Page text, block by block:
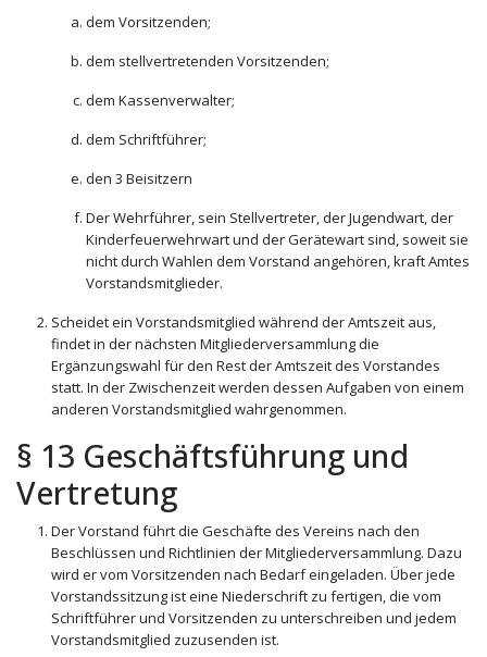
dem Vorsitzenden;
dem stellvertretenden Vorsitzenden;
dem Kassenverwalter;
dem Schriftführer;
den 3 Beisitzern
Der Wehrführer, sein Stellvertreter, der Jugendwart, der
Kinderfeuerwehrwart und der Gerätewart sind, soweit sie
nicht durch Wahlen dem Vorstand angehören, kraft Amtes
Vorstandsmitglieder.
Scheidet ein Vorstandsmitglied während der Amtszeit aus,
findet in der nächsten Mitgliederversammlung die
Ergänzungswahl für den Rest der Amtszeit des Vorstandes
statt. In der Zwischenzeit werden dessen Aufgaben von einem
anderen Vorstandsmitglied wahrgenommen.
§ 13 Geschäftsführung und
Vertretung
Der Vorstand führt die Geschäfte des Vereins nach den
Beschlüssen und Richtlinien der Mitgliederversammlung. Dazu
wird er vom Vorsitzenden nach Bedarf eingeladen. Über jede
Vorstandssitzung ist eine Niederschrift zu fertigen, die vom
Schriftführer und Vorsitzenden zu unterschreiben und jedem
Vorstandsmitglied zuzusenden ist.